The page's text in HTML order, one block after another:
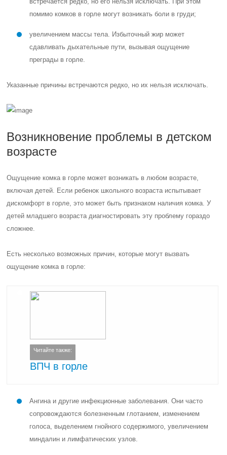
помимо комков в горле могут возникать боли в груди;
увеличением массы тела. Избыточный жир может
сдавливать дыхательные пути, вызывая ощущение
преграды в горле.
Указанные причины встречаются редко, но их нельзя исключать.
Возникновение проблемы в детском
возрасте
Ощущение комка в горле может возникать в любом возрасте,
включая детей. Если ребенок школьного возраста испытывает
дискомфорт в горле, это может быть признаком наличия комка. У
детей младшего возраста диагностировать эту проблему гораздо
сложнее.
Есть несколько возможных причин, которые могут вызвать
ощущение комка в горле:
Читайте также:
ВПЧ в горле
Ангина и другие инфекционные заболевания. Они часто
сопровождаются болезненным глотанием, изменением
голоса, выделением гнойного содержимого, увеличением
миндалин и лимфатических узлов.